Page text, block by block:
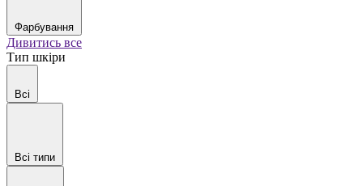
Фарбування
Дивитись все
Тип шкіри
Всі
Всі типи